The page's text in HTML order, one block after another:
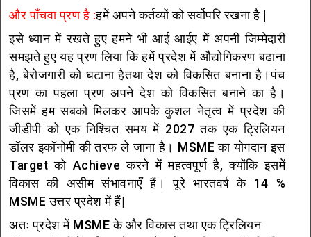
और पाँचवा प्रण है :हमें अपने कर्तव्यों को सर्वोपरि रखना है |
इसे ध्यान में रखते हुए हमने भी आई आईए में अपनी जिम्मेदारी
समझते हुए यह प्रण लिया कि हमें प्रदेश में औद्योगिकरण बढाना
है, बेरोजगारी को घटाना हैतथा देश को विकसित बनाना है।पंच
प्रण का पहला प्रण अपने देश को विकसित बनाने का है।
जिसमें हम सबको मिलकर आपके कुशल नेतृत्व में प्रदेश की
जीडीपी को एक निश्चित समय में 2027 तक एक ट्रिलियन
डॉलर इकॉनोमी की तरफ ले जाना है। MSME का योगदान इस
Target को Achieve करने में महत्वपूर्ण है, क्योंकि इसमें
विकास की असीम संभावनाएँ हैं। पूरे भारतवर्ष के 14 %
MSME उत्तर प्रदेश में हैं|
अतः प्रदेश में MSME के और विकास तथा एक ट्रिलियन